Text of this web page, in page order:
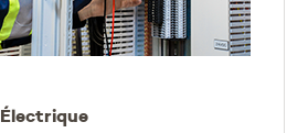
Électrique